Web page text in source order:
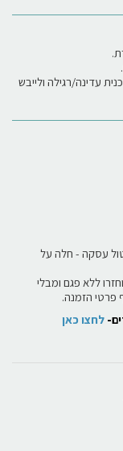
עדינה/רגילה ולייבש
עסקה - חלה על
ללא פגם ומבלי
פרטי הזמנה.
לחצו כאן